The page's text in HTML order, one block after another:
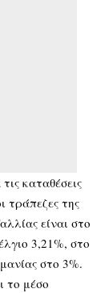
καταθέσεις
τράπεζες της
είναι στο
3,21%, στο
στο 3%.
το μέσο